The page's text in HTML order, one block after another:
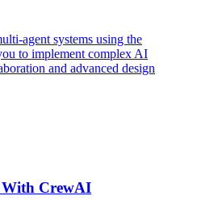
agent systems using the
to implement complex AI
and advanced design
With CrewAI